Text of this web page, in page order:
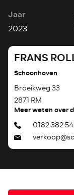
Jaar
2023
FRANS
Schoonhoven
Broeikweg 33
2871 RM
Meer weten over
0182 382